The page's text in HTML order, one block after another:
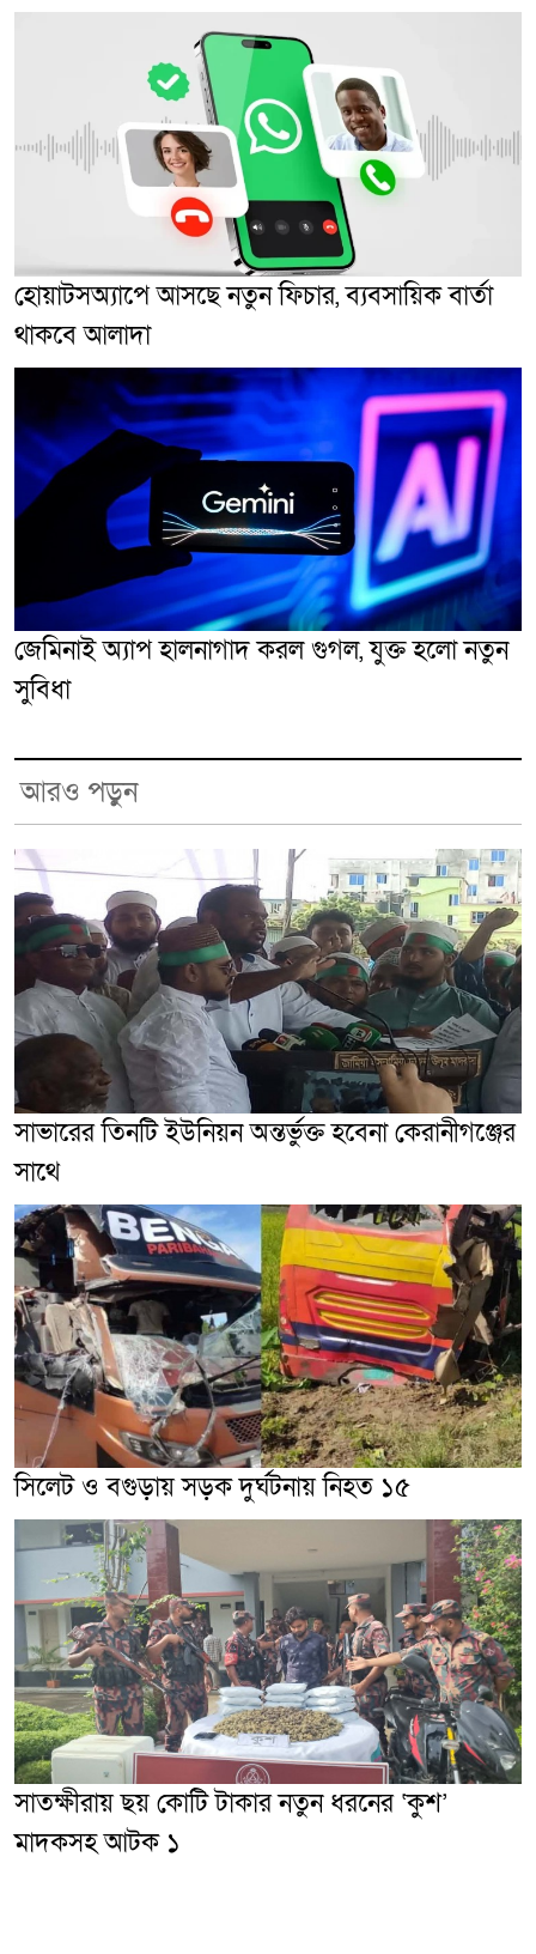
হোয়াটসঅ্যাপে আসছে নতুন ফিচার, ব্যবসায়িক বার্তা
থাকবে আলাদা
জেমিনাই অ্যাপ হালনাগাদ করল গুগল, যুক্ত হলো নতুন
সুবিধা
আরও পড়ুন
সাভারের তিনটি ইউনিয়ন অন্তর্ভুক্ত হবেনা কেরানীগঞ্জের
সাথে
সিলেট ও বগুড়ায় সড়ক দুর্ঘটনায় নিহত ১৫
সাতক্ষীরায় ছয় কোটি টাকার নতুন ধরনের ‘কুশ’
মাদকসহ আটক ১